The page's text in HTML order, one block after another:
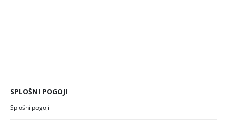
SPLOŠNI POGOJI
Splošni pogoji